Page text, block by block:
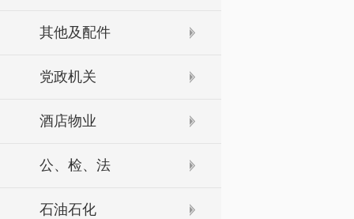
其他及配件
党政机关
酒店物业
公、检、法
石油石化